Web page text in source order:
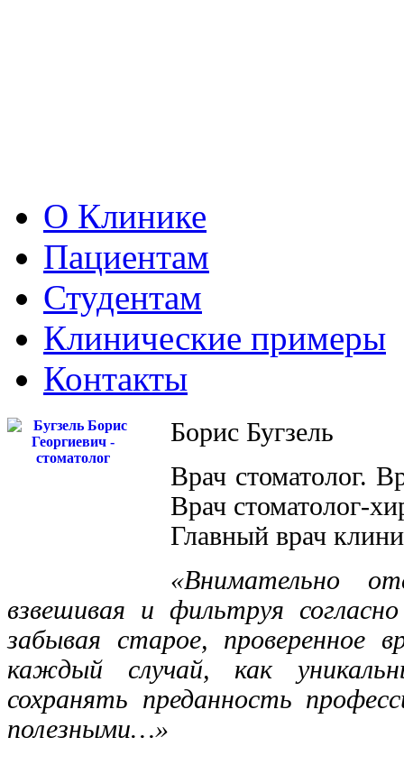
О Клинике
Пациентам
Студентам
Клинические примеры
Контакты
Борис Бугзель
Врач стоматолог.
Врач стоматолог-
Главный врач
«Внимательно
взвешивая и фильтруя
забывая старое, проверенное
каждый случай, как
сохранять преданность
полезными…»